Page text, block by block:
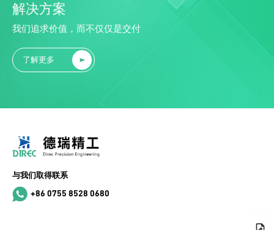
解决方案
我们追求价值，而不仅仅是交付
了解更多
与我们取得联系
+86 0755 8528 0680